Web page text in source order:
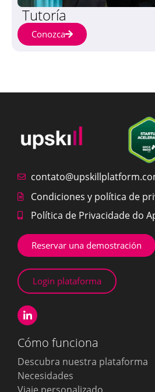
Tutoría
Conozca
Condiciones y política de
Política de Privacidade do
Reservar una demostración
Login plataforma
Cómo funciona
Descubra nuestra plataforma
Necesidades